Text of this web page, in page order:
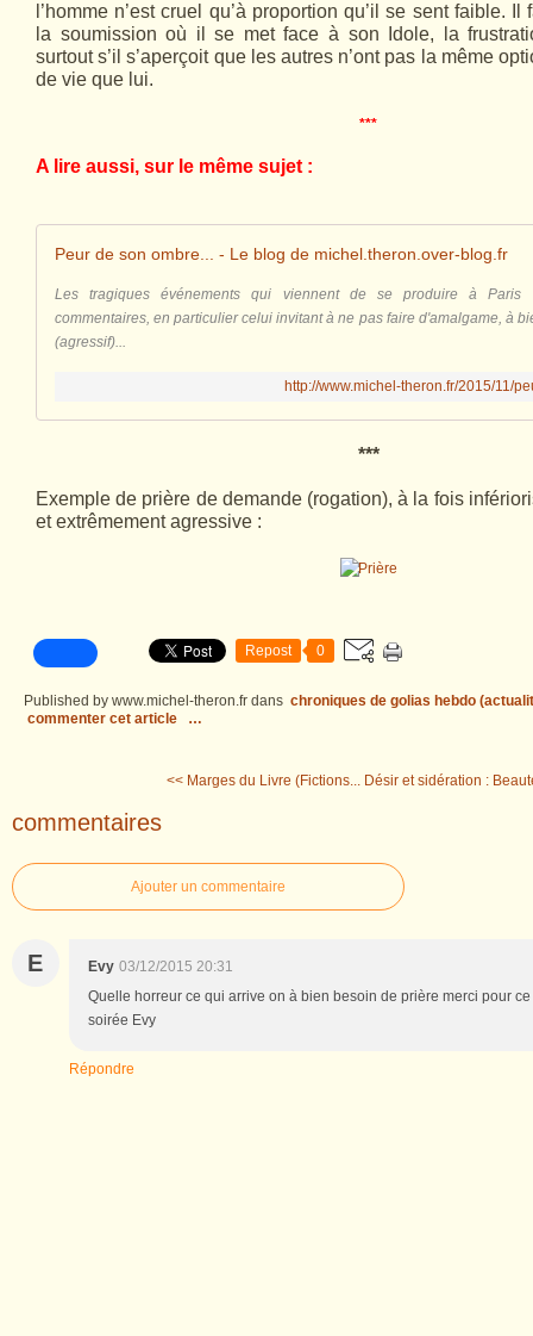
l’homme n’est cruel qu’à proportion qu’il se sent faible.
la soumission où il se met face à son Idole, la
surtout s’il s’aperçoit que les autres n’ont pas la même
de vie que lui.
***
A lire aussi, sur le même sujet :
Peur de son ombre... - Le blog de michel.theron.over-blog.fr
Les tragiques événements qui viennent de se produire à Paris
commentaires, en particulier celui invitant à ne pas faire d'amalgame, à
(agressif)...
http://www.michel-theron.fr/2015/11/
***
Exemple de prière de demande (rogation), à la fois
et extrêmement agressive :
Repost 0
Published by www.michel-theron.fr dans chroniques de golias hebdo
commenter cet article
…
<< Marges du Livre (Fictions... Désir et sidération :
commentaires
Ajouter un commentaire
E Evy 03/12/2015 20:31
Quelle horreur ce qui arrive on à bien besoin de prière merci pour
soirée Evy
Répondre